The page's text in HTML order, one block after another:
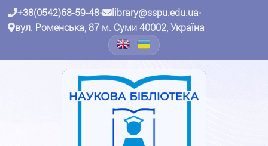
+38(0542)68-59-48• library@sspu.edu.ua•
вул. Роменська, 87 м. Суми 40002, Україна